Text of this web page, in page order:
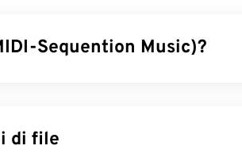
Sequention Music)?
quello di fornire istruzioni e
Una delle caratteristiche
di file